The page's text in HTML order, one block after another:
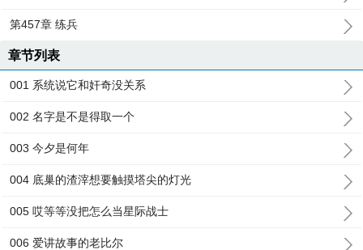
第457章 练兵
章节列表
001 系统说它和奸奇没关系
002 名字是不是得取一个
003 今夕是何年
004 底巢的渣滓想要触摸塔尖的灯光
005 哎等等没把怎么当星际战士
006 爱讲故事的老比尔